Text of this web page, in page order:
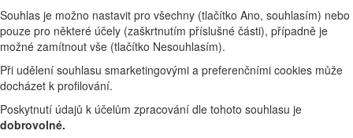
Souhlas je možno nastavit pro všechny (tlačítko Ano, souhlasím) nebo
pouze pro některé účely (zaškrtnutím příslušné části), případně je
možné zamítnout vše (tlačítko Nesouhlasím).
Při udělení souhlasu smarketingovými a preferenčními cookies může
docházet k profilování.
Poskytnutí údajů k účelům zpracování dle tohoto souhlasu je
dobrovolné.